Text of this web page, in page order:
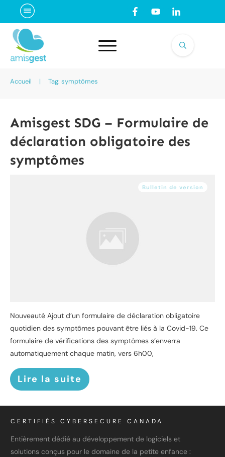
Accueil | Tag: symptômes
Amisgest SDG – Formulaire de
déclaration obligatoire des
symptômes
Bulletin de version
Nouveauté Ajout d’un formulaire de déclaration obligatoire
quotidien des symptômes pouvant être liés à la Covid-19. Ce
formulaire de vérifications des symptômes s’enverra
automatiquement chaque matin, vers 6h00,
Lire la suite
CERTIFIÉS CYBERSECURE CANADA
Entièrement dédié au développement de logiciels et
solutions conçus pour le domaine de la petite enfance :